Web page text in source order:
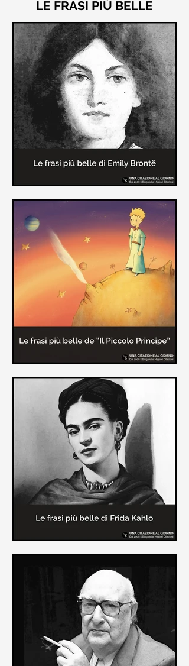
LE FRASI PIÙ BELLE
Le frasi più belle di "Cime
Tempestose" di Emily Brontë
"Cime Tempestose" rimane l'unico
romanzo scritto da Emily Brontë
causa la tubercolosi che le tolse la
vita ad appena 30 anni (...)
Le frasi più belle de "Il piccolo
principe" di Antoine de Saint-
Exupèry
Raccolta delle frasi più belle del
Piccolo Principe che trasmettono il
messaggio più significativo: le cose
più importanti della vita (...)
In questa pagina sono raccolte le
frasi più belle di Frida Kahlo
sull'amore e sulla vita.